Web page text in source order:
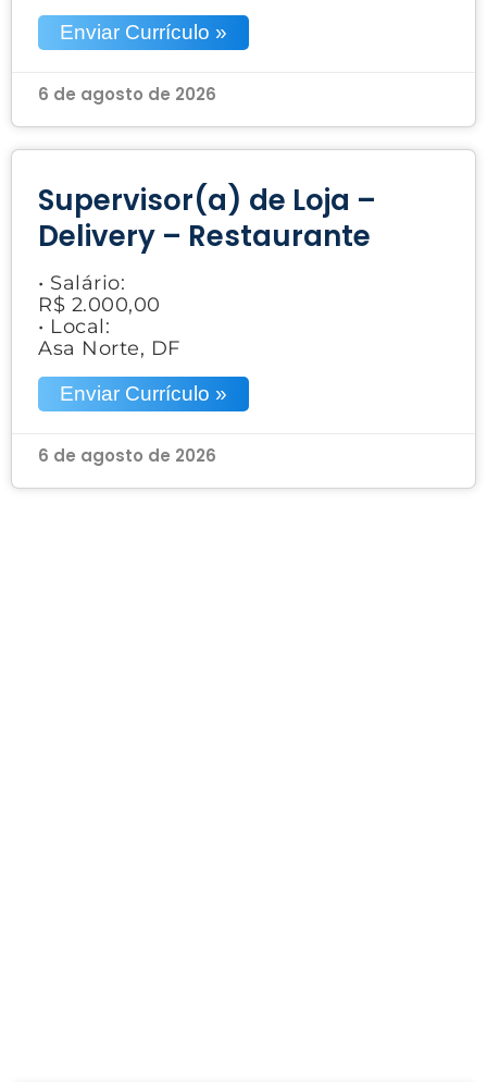
Enviar Currículo »
6 de agosto de 2026
Supervisor(a) de Loja –
Delivery – Restaurante
• Salário:
R$ 2.000,00
• Local:
Asa Norte, DF
Enviar Currículo »
6 de agosto de 2026